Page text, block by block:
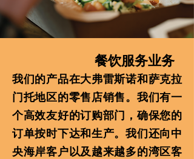
餐饮服务业务
我们的产品在大弗雷斯诺和萨克拉
门托地区的零售店销售。我们有一
个高效友好的订购部门，确保您的
订单按时下达和生产。我们还向中
央海岸客户以及越来越多的湾区客